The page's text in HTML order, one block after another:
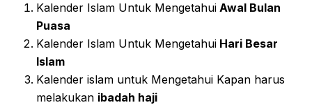
Kalender Islam Untuk Mengetahui Awal Bulan
Puasa
Kalender Islam Untuk Mengetahui Hari Besar
Islam
Kalender islam untuk Mengetahui Kapan harus
melakukan ibadah haji